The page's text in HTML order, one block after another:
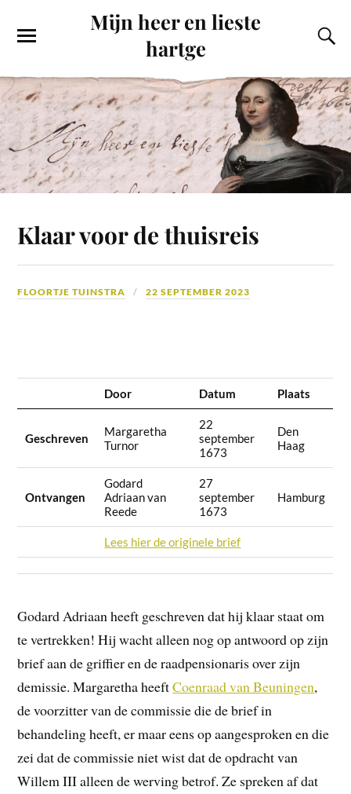
Mijn heer en lieste
hartge
Klaar voor de thuisreis
FLOORTJE TUINSTRA 22 SEPTEMBER 2023
Door Datum Plaats
Geschreven
Margaretha
Turnor
22
september
1673
Den
Haag
Ontvangen
Godard
Adriaan van
Reede
27
september
1673
Hamburg
Lees hier de originele brief
Godard Adriaan heeft geschreven dat hij klaar staat om
te vertrekken! Hij wacht alleen nog op antwoord op zijn
brief aan de griffier en de raadpensionaris over zijn
demissie. Margaretha heeftCoenraad van Beuningen,
de voorzitter van de commissie die de brief in
behandeling heeft, er maar eens op aangesproken en die
zei dat de commissie niet wist dat de opdracht van
Willem III alleen de werving betrof. Ze spreken af dat